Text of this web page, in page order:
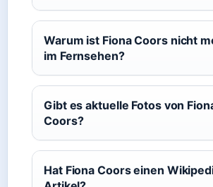
Warum ist Fiona Coors nicht
im Fernsehen?
Gibt es aktuelle Fotos von
Coors?
Hat Fiona Coors einen